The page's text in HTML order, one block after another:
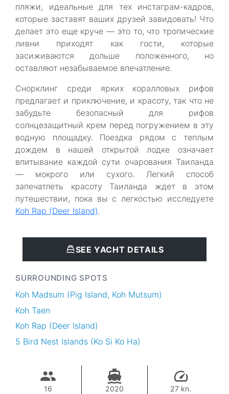
пляжи, идеальные для тех инстаграм-кадров,
которые заставят ваших друзей завидовать! Что
делает это еще круче — это то, что тропические
ливни приходят как гости, которые
засиживаются дольше положенного, но
оставляют незабываемое впечатление.
Снорклинг среди ярких коралловых рифов
предлагает и приключение, и красоту, так что не
забудьте безопасный для рифов
солнцезащитный крем перед погружением в эту
водную площадку. Поездка рядом с теплым
дождем в нашей открытой лодке означает
впитывание каждой сути очарования Таиланда
— мокрого или сухого. Легкий способ
запечатлеть красоту Таиланда ждет в этом
путешествии, пока вы с легкостью исследуете
Koh Rap (Deer Island).
SEE YACHT DETAILS
SURROUNDING SPOTS
Koh Madsum (Pig Island, Koh Mutsum)
Koh Taen
Koh Rap (Deer Island)
5 Bird Nest Islands (Ko Si Ko Ha)
16 2020 27 kn.